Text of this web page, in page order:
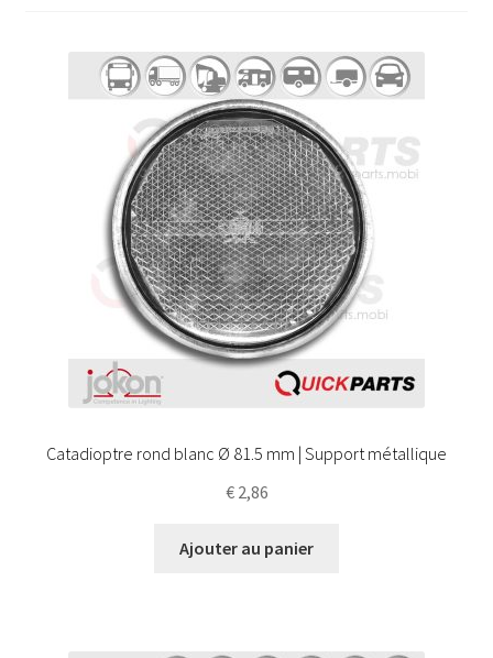
Catadioptre rond blanc Ø 81.5 mm | Support métallique
€2,86
Ajouter au panier